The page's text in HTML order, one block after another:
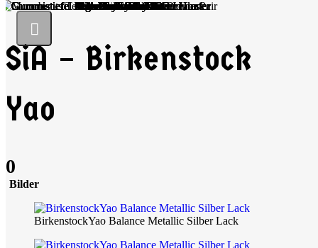
SiA – Birkenstock
Yao
0
Bilder
BirkenstockYao Balance Metallic Silber Lack